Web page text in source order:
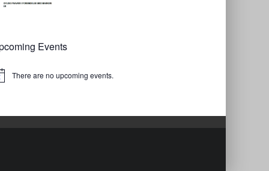
Events
There are no upcoming events.